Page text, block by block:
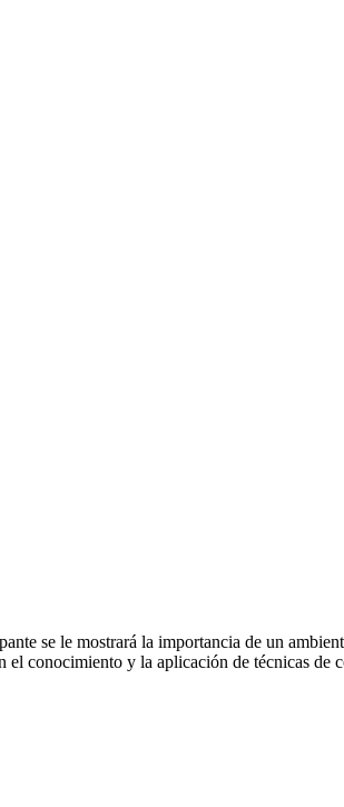
se le mostrará la importancia de un
el conocimiento y la aplicación de técnicas de